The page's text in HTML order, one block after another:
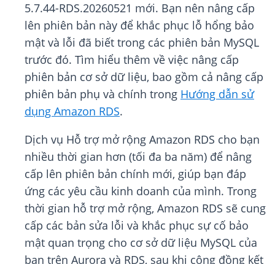
5.7.44-RDS.20260521 mới. Bạn nên nâng cấp
lên phiên bản này để khắc phục lỗ hổng bảo
mật và lỗi đã biết trong các phiên bản MySQL
trước đó. Tìm hiểu thêm về việc nâng cấp
phiên bản cơ sở dữ liệu, bao gồm cả nâng cấp
phiên bản phụ và chính trong Hướng dẫn sử
dụng Amazon RDS.
Dịch vụ Hỗ trợ mở rộng Amazon RDS cho bạn
nhiều thời gian hơn (tối đa ba năm) để nâng
cấp lên phiên bản chính mới, giúp bạn đáp
ứng các yêu cầu kinh doanh của mình. Trong
thời gian hỗ trợ mở rộng, Amazon RDS sẽ cung
cấp các bản sửa lỗi và khắc phục sự cố bảo
mật quan trọng cho cơ sở dữ liệu MySQL của
bạn trên Aurora và RDS, sau khi cộng đồng kết